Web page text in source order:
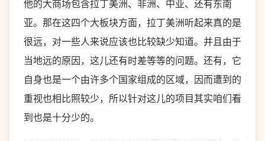
他的大商场包含拉丁美洲、非洲、中亚、还有东南
亚。那在这四个大板块方面，拉丁美洲听起来真的是
很远，对一些人来说应该也比较缺少知道。并且由于
当地远的原因，这儿还有时差等等的问题。还有，它
自身也是一个由许多个国家组成的区域，因而遭到的
重视也相比照较少，所以针对这儿的项目其实咱们看
到也是十分少的。